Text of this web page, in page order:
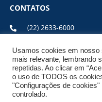
CONTATOS
(22) 2633-6000
ENDEREÇO E HORÁRIO
ESTRADA DA USINA,
DE SEGUNDA A SEXTA
Usamos cookies em nosso
mais relevante, lembrando
repetidas. Ao clicar em
o uso de TODOS os
"Configurações de
controlado.